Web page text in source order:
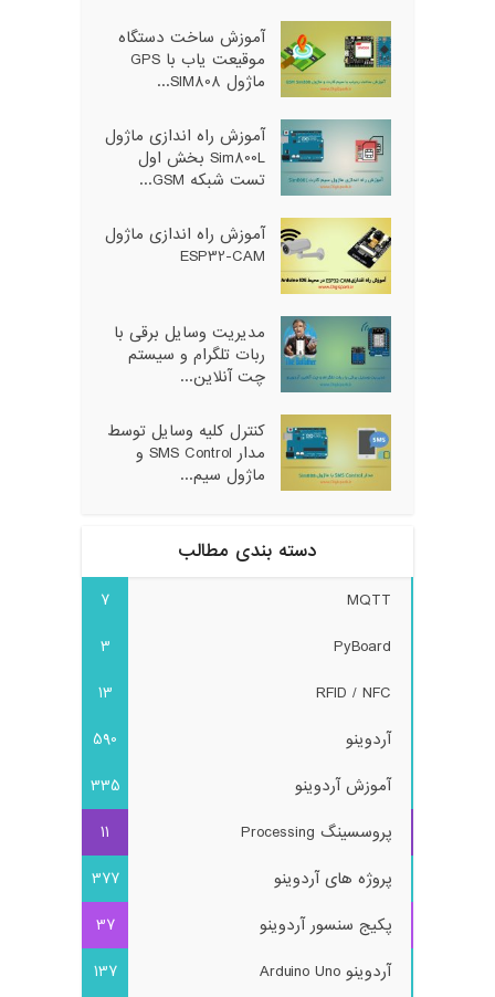
آموزش ساخت دستگاه
موقیعت یاب با GPS
ماژول SIM808...
آموزش راه اندازی ماژول
Sim800L بخش اول
تست شبکه GSM...
آموزش راه اندازی ماژول
ESP32-CAM
مدیریت وسایل برقی با
ربات تلگرام و سیستم
چت آنلاین...
کنترل کلیه وسایل توسط
مدار SMS Control و
ماژول سیم...
دسته بندی مطالب
MQTT
7
PyBoard
3
RFID / NFC
13
آردوینو
590
آموزش آردوینو
335
پروسسینگ Processing
11
پروژه های آردوینو
377
پکیج سنسور آردوینو
37
آردوینو Arduino Uno
137